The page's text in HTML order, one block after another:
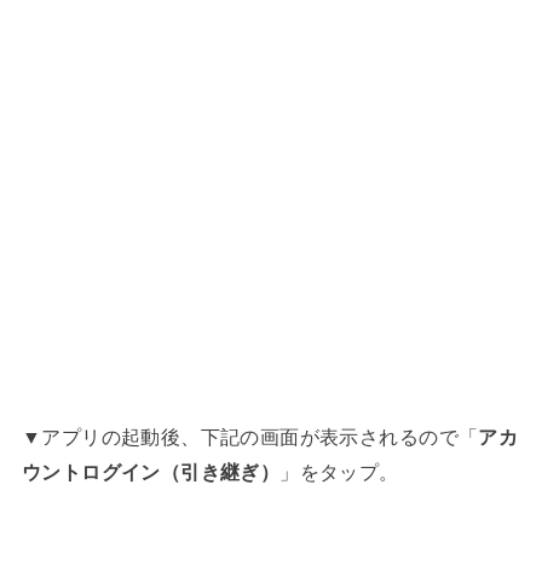
▼アプリの起動後、下記の画面が表示されるので「アカ
ウントログイン（引き継ぎ）
」をタップ。